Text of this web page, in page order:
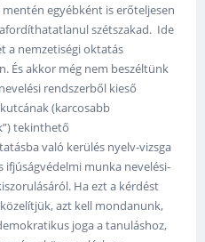
egyébként is erőteljesen
szétszakad. Ide
a nemzetiségi oktatás
És akkor még nem beszéltünk
rendszerből kieső
(karcosabb
tekinthető
való kerülés nyelv-vizsga
ifjúságvédelmi munka nevelési-
Ha ezt a kérdést
azt kell mondanunk,
joga a tanuláshoz,